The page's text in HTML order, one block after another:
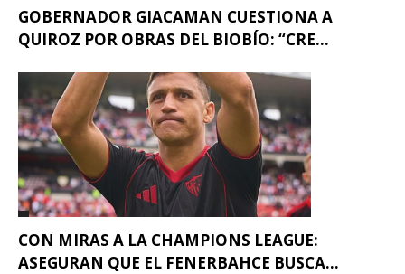
GOBERNADOR GIACAMAN CUESTIONA A
QUIROZ POR OBRAS DEL BIOBÍO: “CRE...
CON MIRAS A LA CHAMPIONS LEAGUE:
ASEGURAN QUE EL FENERBAHCE BUSCA...